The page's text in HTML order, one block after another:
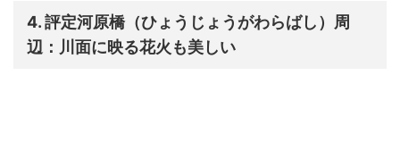
4. 評定河原橋（ひょうじょうがわらばし）周
辺：川面に映る花火も美しい